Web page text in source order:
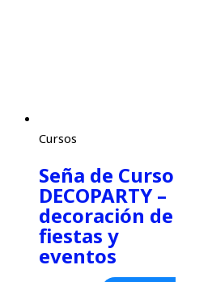
Cursos
Seña de Curso
DECOPARTY –
decoración de
fiestas y
eventos